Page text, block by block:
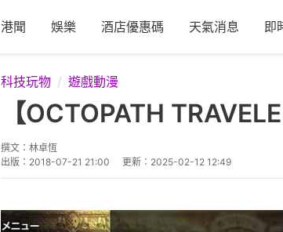
港聞 娛樂 酒店優惠碼 天氣消息 即
科技玩物 遊戲動漫
【OCTOPATH
撰文： 林卓恆
出版： 2018-07-21 21:00 更新： 2025-02-12 12:49